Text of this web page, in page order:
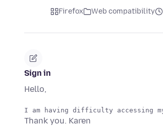
Firefox Web compatibility
Sign in
Hello,
Thank you. Karen